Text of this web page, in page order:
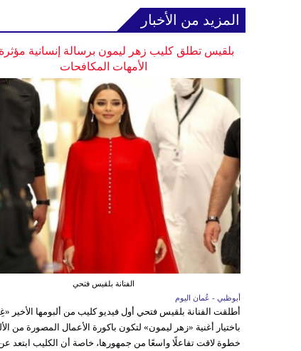
المزيد من الأخبار
بلقيس تطلق كليب زهر ليمون برسالة إنسانية
الأمهات المكافحات
الفنانة بلقيس فتحي
أبوظبي - عُمان اليوم
أطلقت الفنانة بلقيس فتحي أول فيديو كليب من ألبومها الأخير
باختيار أغنية «زهر ليمون» لتكون باكورة الأعمال المصورة من
خطوة لاقت تفاعلًا واسعًا من جمهورها، خاصة أن الكليب ابتعد